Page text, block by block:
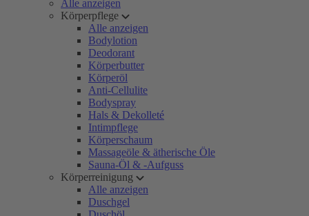
Alle anzeigen
Körperpflege
Alle anzeigen
Bodylotion
Deodorant
Körperbutter
Körperöl
Anti-Cellulite
Bodyspray
Hals & Dekolleté
Intimpflege
Körperschaum
Massageöle & ätherische Öle
Sauna-Öl & -Aufguss
Körperreinigung
Alle anzeigen
Duschgel